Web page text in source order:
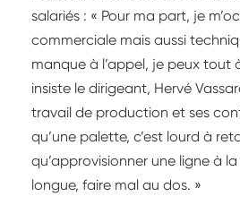
salariés : « Pour ma part, je
commerciale mais aussi
manque à l’appel, je peux tout
insiste le dirigeant, Hervé
travail de production et ses
qu’une palette, c’est lourd à
qu’approvisionner une ligne à
longue, faire mal au dos. »